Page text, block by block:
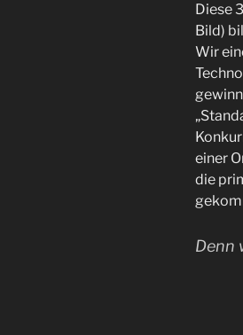
Diese
Bild)
Wir
einer
die
Denn